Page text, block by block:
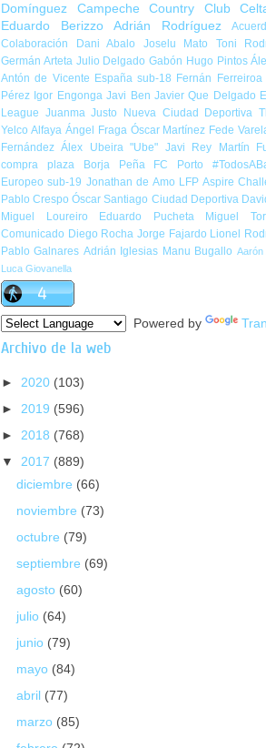
Domínguez
Campeche Country Club
Eduardo Berizzo
Adrián Rodríguez
Colaboración
Dani Abalo Joselu Mato
Toni
Germán Arteta Julio Delgado Gabón Hugo Pintos
Antón de Vicente España sub-18 Fernán Ferreiroa
Pérez Igor Engonga Javi Ben Javier Que Delgado
League Juanma Justo Nueva Ciudad Deportiva
Yelco Alfaya Ángel Fraga Óscar Martínez Fede
Fernández Álex Ubeira "Ube" Javi Rey
Martín
compra plaza
Borja Peña FC Porto
Europeo sub-19 Jonathan de Amo LFP Aspire
Pablo Crespo Óscar Santiago Ciudad Deportiva
Miguel Loureiro
Eduardo Pucheta
Miguel
Comunicado Diego Rocha Jorge Fajardo Lionel
Pablo Galnares Adrián Iglesias Manu Bugallo Aarón
Luca Giovanella
Powered by
Archivo de la web
► 2020 (103)
► 2019 (596)
► 2018 (768)
▼ 2017 (889)
diciembre (66)
noviembre (73)
octubre (79)
septiembre (69)
agosto (60)
julio (64)
junio (79)
mayo (84)
abril (77)
marzo (85)